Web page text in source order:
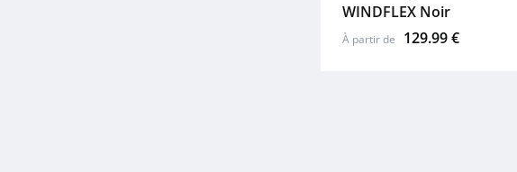
WINDFLEX Noir
À partir de 129.99 €